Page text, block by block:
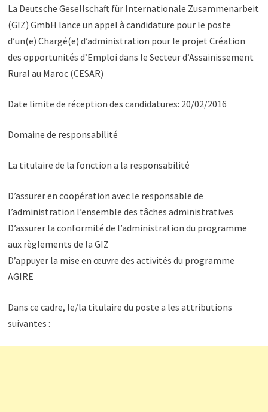
La Deutsche Gesellschaft für Internationale Zusammenarbeit
(GIZ) GmbH lance un appel à candidature pour le poste
d’un(e) Chargé(e) d’administration pour le projet Création
des opportunités d’Emploi dans le Secteur d’Assainissement
Rural au Maroc (CESAR)
Date limite de réception des candidatures: 20/02/2016
Domaine de responsabilité
La titulaire de la fonction a la responsabilité
D’assurer en coopération avec le responsable de
l’administration l’ensemble des tâches administratives
D’assurer la conformité de l’administration du programme
aux règlements de la GIZ
D’appuyer la mise en œuvre des activités du programme
AGIRE
Dans ce cadre, le/la titulaire du poste a les attributions
suivantes :